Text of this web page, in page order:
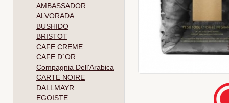
AMBASSADOR
ALVORADA
BUSHIDO
BRISTOT
CAFE CREME
CAFE D`OR
Compagnia Dell'Arabica
CARTE NOIRE
DALLMAYR
EGOISTE